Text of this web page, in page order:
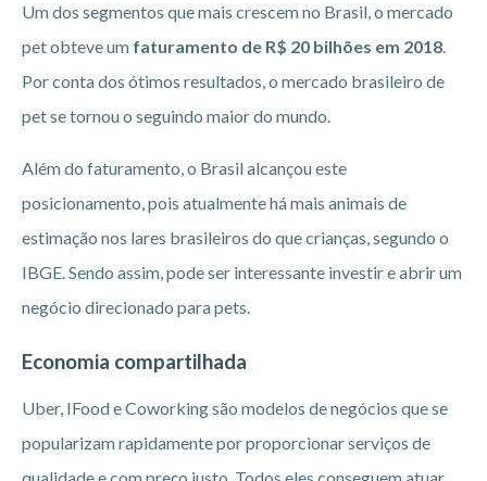
Um dos segmentos que mais crescem no Brasil, o mercado
pet obteve um faturamento de R$ 20 bilhões em 2018.
Por conta dos ótimos resultados, o mercado brasileiro de
pet se tornou o seguindo maior do mundo.
Além do faturamento, o Brasil alcançou este
posicionamento, pois atualmente há mais animais de
estimação nos lares brasileiros do que crianças, segundo o
IBGE. Sendo assim, pode ser interessante investir e abrir um
negócio direcionado para pets.
Economia compartilhada
Uber, IFood e Coworking são modelos de negócios que se
popularizam rapidamente por proporcionar serviços de